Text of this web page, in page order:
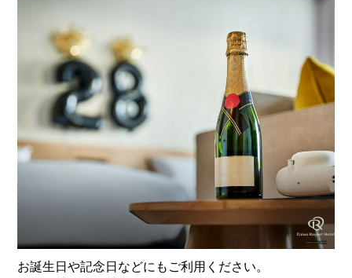
お誕生日や記念日などにもご利用ください。